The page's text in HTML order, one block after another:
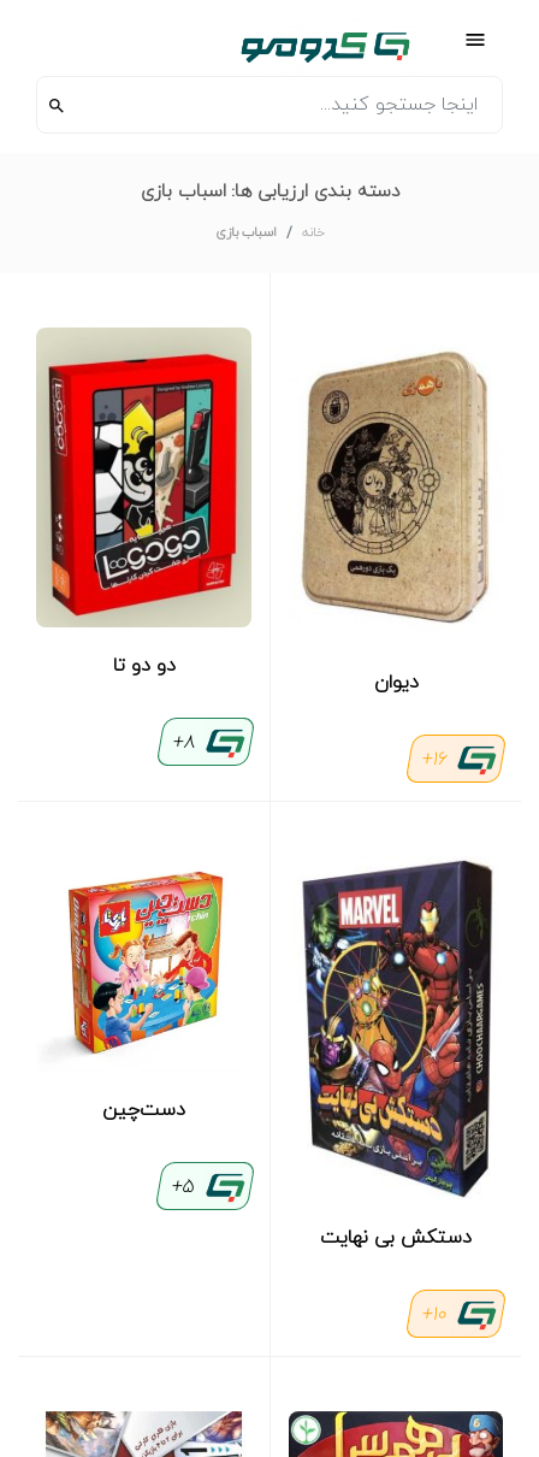
دسته بندی ارزیابی ها: اسباب بازی
خانه اسباب بازی
دیوان
16+
دو دو تا
8+
دستکش بی نهایت
10+
دست‌چین
5+